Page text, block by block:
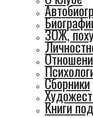
ЗОЖ,
Сборники
Книги